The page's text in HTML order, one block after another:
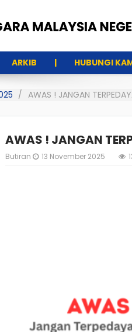
ARKIB HUBUNGI
AWAS ! JANGAN
AWAS ! JANGAN
Butiran 13 November 2025